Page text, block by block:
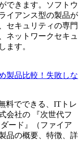
できます。ソフトウ
イアンス型の製品が
セキュリティの専門
ネットワークセキュ
ます。
製品比較！失敗しな
料でできる、ITトレ
会社の 『次世代フ
ード 』（ファイア
品の概要、特徴、詳